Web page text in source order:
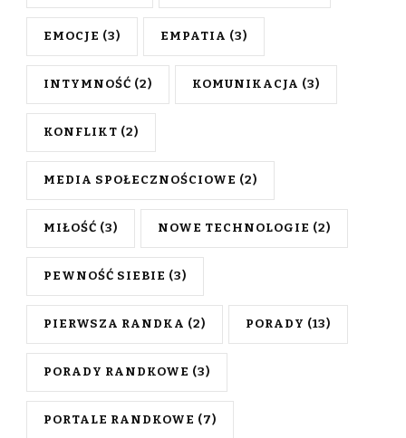
EMOCJE (3) EMPATIA (3)
INTYMNOŚĆ (2) KOMUNIKACJA (3)
KONFLIKT (2)
MEDIA SPOŁECZNOŚCIOWE (2)
MIŁOŚĆ (3) NOWE TECHNOLOGIE (2)
PEWNOŚĆ SIEBIE (3)
PIERWSZA RANDKA (2) PORADY (13)
PORADY RANDKOWE (3)
PORTALE RANDKOWE (7)